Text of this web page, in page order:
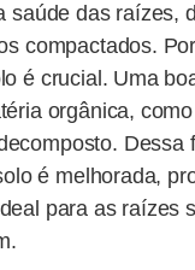
saúde das raízes,
compactados.
é crucial. Uma
orgânica,
Dessa
é melhorada,
para as raízes